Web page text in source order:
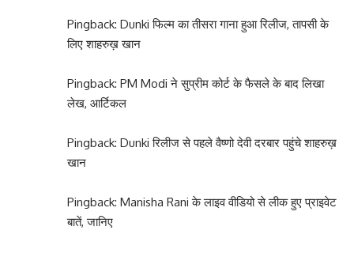
Pingback: Dunki फिल्म का तीसरा गाना हुआ रिलीज, तापसी के
लिए शाहरुख़ खान
Pingback: PM Modi ने सुप्रीम कोर्ट के फैसले के बाद लिखा
लेख, आर्टिकल
Pingback: Dunki रिलीज से पहले वैष्णो देवी दरबार पहुंचे शाहरुख़
खान
Pingback: Manisha Rani के लाइव वीडियो से लीक हुए प्राइवेट
बातें, जानिए